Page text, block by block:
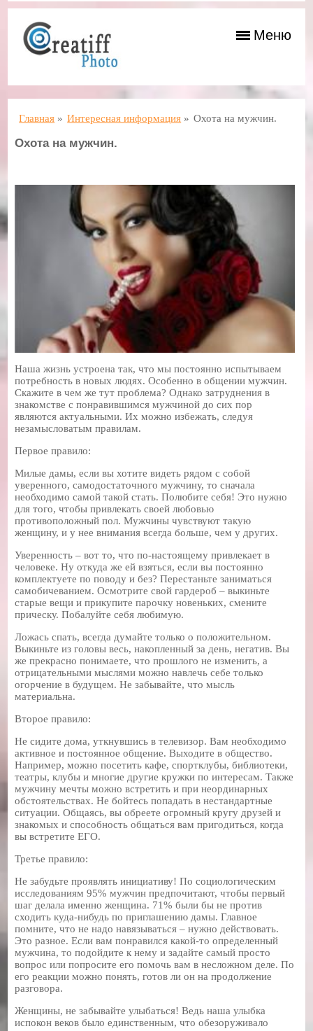
Меню
Главная » Интересная информация » Охота на мужчин.
Охота на мужчин.
Наша жизнь устроена так, что мы постоянно испытываем
потребность в новых людях. Особенно в общении мужчин.
Скажите в чем же тут проблема? Однако затруднения в
знакомстве с понравившимся мужчиной до сих пор
являются актуальными. Их можно избежать, следуя
незамысловатым правилам.
Первое правило:
Милые дамы, если вы хотите видеть рядом с собой
уверенного, самодостаточного мужчину, то сначала
необходимо самой такой стать. Полюбите себя! Это нужно
для того, чтобы привлекать своей любовью
противоположный пол. Мужчины чувствуют такую
женщину, и у нее внимания всегда больше, чем у других.
Уверенность – вот то, что по-настоящему привлекает в
человеке. Ну откуда же ей взяться, если вы постоянно
комплектуете по поводу и без? Перестаньте заниматься
самобичеванием. Осмотрите свой гардероб – выкиньте
старые вещи и прикупите парочку новеньких, смените
прическу. Побалуйте себя любимую.
Ложась спать, всегда думайте только о положительном.
Выкиньте из головы весь, накопленный за день, негатив. Вы
же прекрасно понимаете, что прошлого не изменить, а
отрицательными мыслями можно навлечь себе только
огорчение в будущем. Не забывайте, что мысль
материальна.
Второе правило:
Не сидите дома, уткнувшись в телевизор. Вам необходимо
активное и постоянное общение. Выходите в общество.
Например, можно посетить кафе, спортклубы, библиотеки,
театры, клубы и многие другие кружки по интересам. Также
мужчину мечты можно встретить и при неординарных
обстоятельствах. Не бойтесь попадать в нестандартные
ситуации. Общаясь, вы обреете огромный кругу друзей и
знакомых и способность общаться вам пригодиться, когда
вы встретите ЕГО.
Третье правило:
Не забудьте проявлять инициативу! По социологическим
исследованиям 95% мужчин предпочитают, чтобы первый
шаг делала именно женщина. 71% были бы не против
сходить куда-нибудь по приглашению дамы. Главное
помните, что не надо навязываться – нужно действовать.
Это разное. Если вам понравился какой-то определенный
мужчина, то подойдите к нему и задайте самый просто
вопрос или попросите его помочь вам в несложном деле. По
его реакции можно понять, готов ли он на продолжение
разговора.
Женщины, не забывайте улыбаться! Ведь наша улыбка
испокон веков было единственным, что обезоруживало